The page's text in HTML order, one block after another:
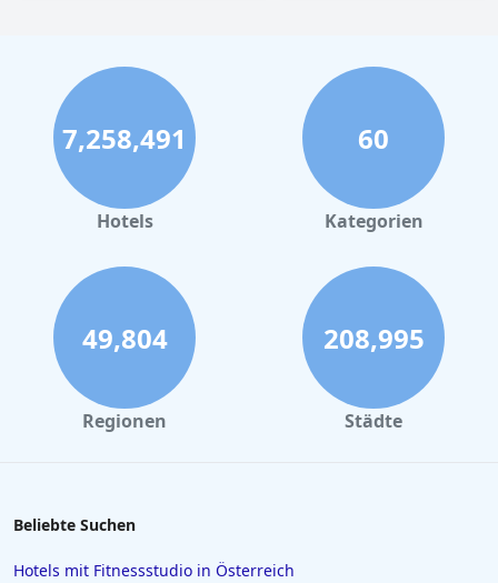
7,258,491
Hotels
60
Kategorien
49,804
Regionen
208,995
Städte
Beliebte Suchen
Hotels mit Fitnessstudio in Österreich